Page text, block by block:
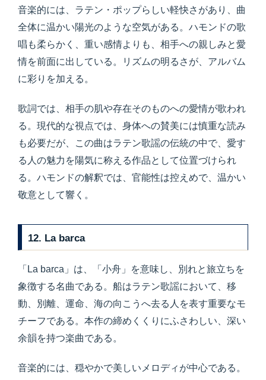
音楽的には、ラテン・ポップらしい軽快さがあり、曲
全体に温かい陽光のような空気がある。ハモンドの歌
唱も柔らかく、重い感情よりも、相手への親しみと愛
情を前面に出している。リズムの明るさが、アルバム
に彩りを加える。
歌詞では、相手の肌や存在そのものへの愛情が歌われ
る。現代的な視点では、身体への賛美には慎重な読み
も必要だが、この曲はラテン歌謡の伝統の中で、愛す
る人の魅力を陽気に称える作品として位置づけられ
る。ハモンドの解釈では、官能性は控えめで、温かい
敬意として響く。
12. La barca
「La barca」は、「小舟」を意味し、別れと旅立ちを
象徴する名曲である。船はラテン歌謡において、移
動、別離、運命、海の向こうへ去る人を表す重要なモ
チーフである。本作の締めくくりにふさわしい、深い
余韻を持つ楽曲である。
音楽的には、穏やかで美しいメロディが中心である。